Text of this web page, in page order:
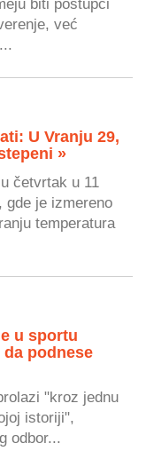
biti postupci
već
U Vranju 29,
»
četvrtak u 11
gde je izmereno
temperatura
u sportu
podnese
"kroz jednu
istoriji",
odbor...